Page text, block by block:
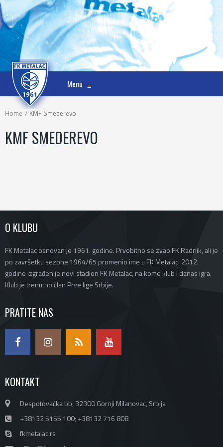
Menu ≡
Home KMF Smederevo
KMF SMEDEREVO
O KLUBU
FK Metalac osnovan je 1961. godine. Prvobitno se zvao FK Radnik, ali je
po završetku sezone 1964/65 promenio ime u FK Metalac. 2012.
godine izgrađen je novi stadion FK Metalac, na kome klub i danas igra.
Klub je trenutno član Prve lige Srbije.
PRATITE NAS
KONTAKT
Despotovačka bb, 32300 Gornji Milanovac, Srbija
+38132 5155 100; +38132 716 808
fkmetalac.rs